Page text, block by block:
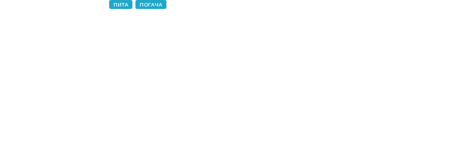
ПИТА ПОГАЧА